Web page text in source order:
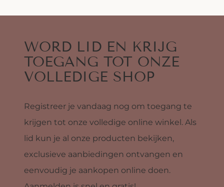
WORD LID EN KRIJG
TOEGANG TOT ONZE
VOLLEDIGE SHOP
Registreer je vandaag nog om toegang te
krijgen tot onze volledige online winkel. Als
lid kun je al onze producten bekijken,
exclusieve aanbiedingen ontvangen en
eenvoudig je aankopen online doen.